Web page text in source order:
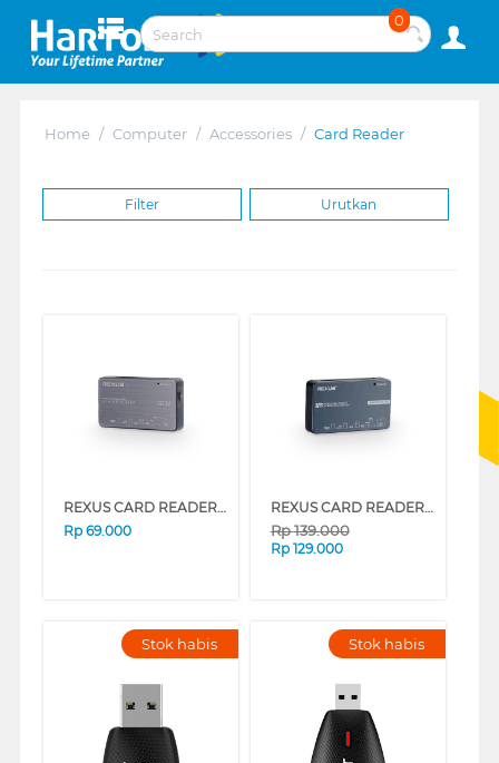
0
Home / Computer / Accessories / Card Reader
Filter Urutkan
REXUS CARD READER RXC-208
Rp 69.000
REXUS CARD READER RXC-308
Rp139.000
Rp 129.000
Stok habis Stok habis